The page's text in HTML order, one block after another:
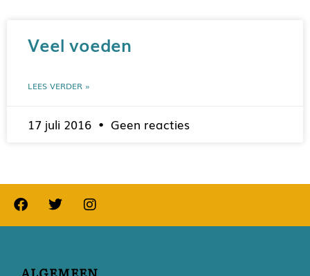
Veel voeden
LEES VERDER »
17 juli 2016 Geen reacties